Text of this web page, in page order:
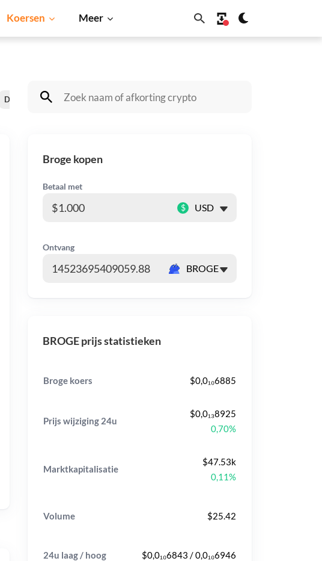
Koersen Meer
Dogecoin Solana BNB
Broge kopen
Betaal met
$
Ontvang
BROGE prijs statistieken
Broge koers $0,0₁₀6885
Prijs wijziging 24u
$0,0₁₃8925
0,70%
Marktkapitalisatie
$47.53k
0,11%
Volume $25.42
24u laag / hoog $0,0₁₀6843 / 0,0₁₀6946